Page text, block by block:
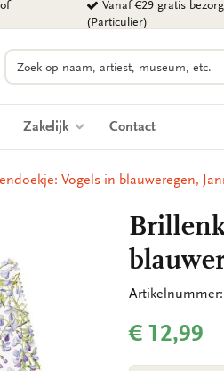
Vanaf €29 gratis
(Particulier)
Zoeken
Zakelijk Contact
Vogels in blauweregen,
Artikelnummer:
€ 12,99